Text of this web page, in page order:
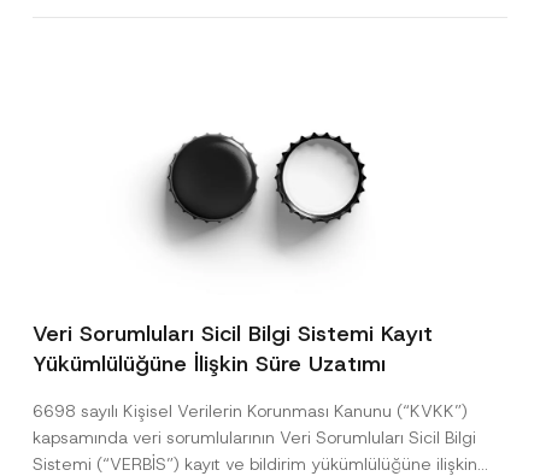
Veri Sorumluları Sicil Bilgi Sistemi Kayıt
Yükümlülüğüne İlişkin Süre Uzatımı
6698 sayılı Kişisel Verilerin Korunması Kanunu (“KVKK”)
kapsamında veri sorumlularının Veri Sorumluları Sicil Bilgi
Sistemi (“VERBİS”) kayıt ve bildirim yükümlülüğüne ilişkin
c